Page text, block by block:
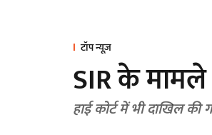
टॉप न्यूज़
SIR के मामले
हाई कोर्ट में भी दाखिल